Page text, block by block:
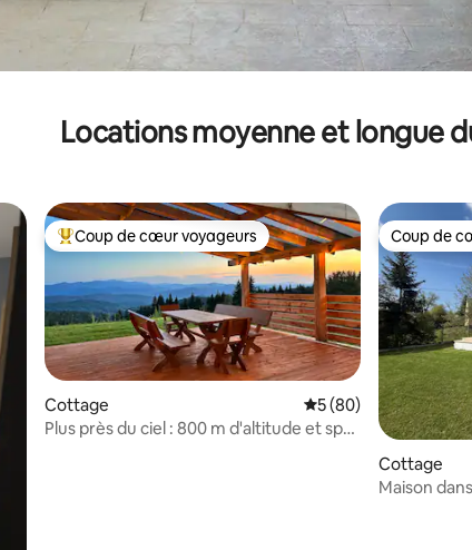
Locations moyenne et longue
Coups de cœur voyageurs les plus appréciés
Coup de cœur voyageurs
Cottage Évaluation moyenne
5 (80)
Plus près du ciel : 800 m d'altitude et spa
Coup de
Coup de
Cottage
Maison